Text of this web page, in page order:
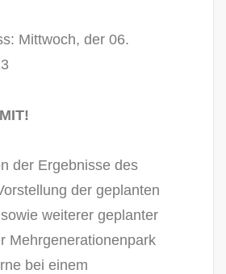
Mittwoch, der 06.
der Ergebnisse des
der geplanten
weiterer geplanter
Mehrgenerationenpark
bei einem